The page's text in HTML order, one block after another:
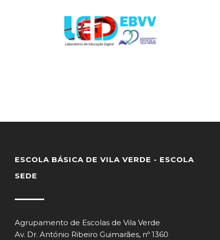
ESCOLA BÁSICA DE VILA VERDE - ESCOLA
SEDE
Agrupamento de Escolas de Vila Verde
Av. Dr. António Ribeiro Guimarães, nº 1360